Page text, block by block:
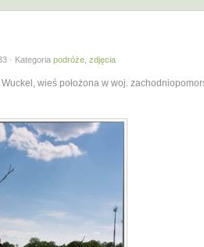
· Kategoria podróże zdjęcia
wieś położona w woj.